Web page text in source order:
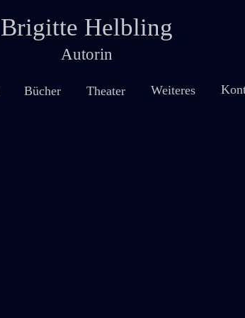
Brigitte Helbling
Autorin
Bücher Theater Weiteres